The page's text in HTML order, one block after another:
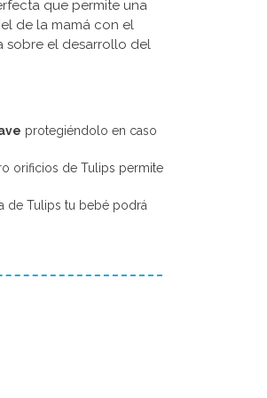
que permite una
de la mamá con el
sobre el desarrollo del
protegiéndolo en caso
orificios de Tulips permite
de Tulips tu bebé podrá